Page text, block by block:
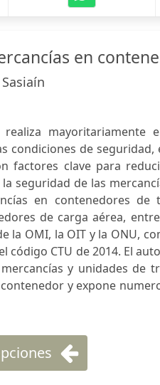
en
mayoritariamente
condiciones de seguridad,
factores clave para
seguridad de las
en contenedores de
de carga aérea,
OMI, la OIT y la ONU,
código CTU de 2014. El
y unidades de
y expone